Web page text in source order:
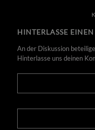
HINTERLASSE
An der Diskussion
Hinterlasse uns deinen